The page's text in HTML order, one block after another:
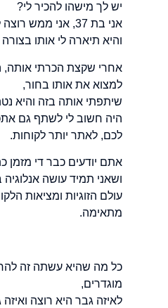
יש לך מישהו להכיר לי?
אני בת 37, אני ממש רוצה להכיר כזה בחור נחמד..
והיא תיארה לי אותו
אחרי שקצת הכרתי אותה,
למצוא את אותו בחור,
שיתפתי אותה בזה והיא
היה חשוב לי לשתף גם
לכם, לאתר יותר לקוחות.
אתם יודעים כבר די מזמן
ושאני תמיד עושה אנלוגיה
עולם הזוגיות ומציאות
מתאימה.
כל מה שהיא עשתה זה
מוגדרים,
לאיזה גבר היא רוצה